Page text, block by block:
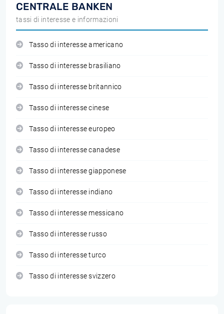
CENTRALE BANKEN
tassi di interesse e informazioni
Tasso di interesse americano
Tasso di interesse brasiliano
Tasso di interesse britannico
Tasso di interesse cinese
Tasso di interesse europeo
Tasso di interesse canadese
Tasso di interesse giapponese
Tasso di interesse indiano
Tasso di interesse messicano
Tasso di interesse russo
Tasso di interesse turco
Tasso di interesse svizzero